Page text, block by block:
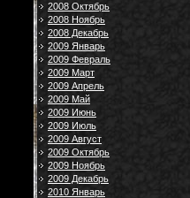
2008 Октябрь
2008 Ноябрь
2008 Декабрь
2009 Январь
2009 Февраль
2009 Март
2009 Апрель
2009 Май
2009 Июнь
2009 Июль
2009 Август
2009 Октябрь
2009 Ноябрь
2009 Декабрь
2010 Январь